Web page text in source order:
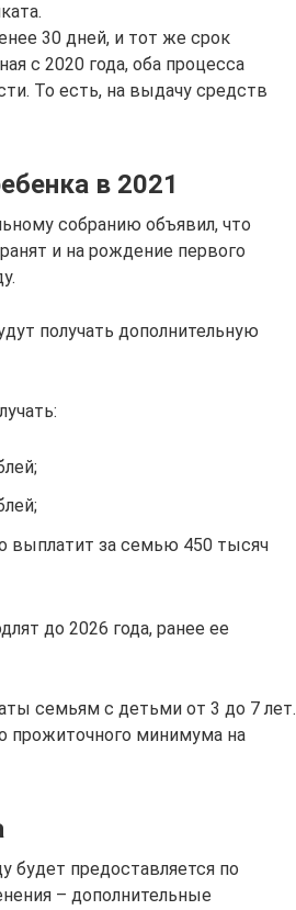
30 дней, и тот же срок
с 2020 года, оба процесса
То есть, на выдачу средств
в 2021
собранию объявил, что
и на рождение первого
получать дополнительную
выплатит за семью 450 тысяч
до 2026 года, ранее ее
семьям с детьми от 3 до 7 лет.
прожиточного минимума на
будет предоставляется по
– дополнительные